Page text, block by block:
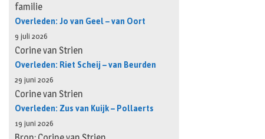
familie
Overleden: Jo van Geel – van Oort
9 juli 2026
Corine van Strien
Overleden: Riet Scheij – van Beurden
29 juni 2026
Corine van Strien
Overleden: Zus van Kuijk – Pollaerts
19 juni 2026